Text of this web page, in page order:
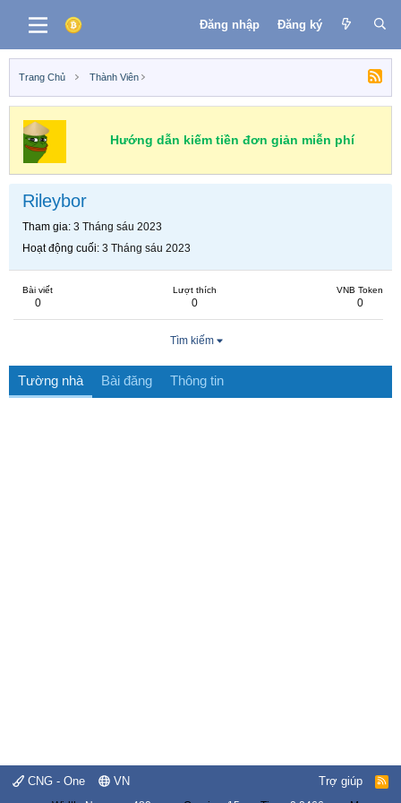
Đăng nhập Đăng ký
Trang Chủ Thành Viên
Hướng dẫn kiếm tiền đơn giản miễn phí
Rileybor
Tham gia 3 Tháng sáu 2023
Hoạt động cuối 3 Tháng sáu 2023
Bài viết
0
Lượt thích
0
VNB Token
0
Tìm kiếm
Tường nhà Bài đăng Thông tin
CNG - One VN Trợ giúp
R